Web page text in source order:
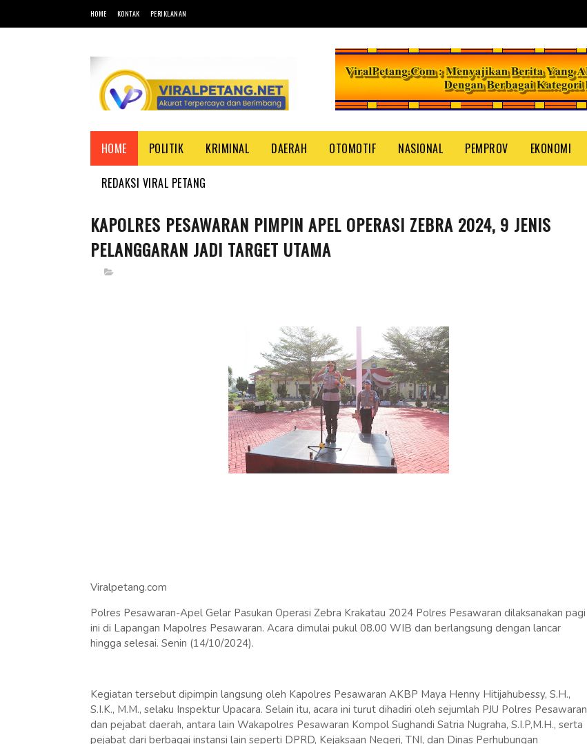
HOME KONTAK PERIKLANAN
HOME POLITIK KRIMINAL DAERAH OTOMOTIF NASIONAL PEMPROV EKONOMI
REDAKSI VIRAL PETANG
KAPOLRES PESAWARAN PIMPIN APEL OPERASI ZEBRA 2024, 9 JENIS
PELANGGARAN JADI TARGET UTAMA
Viralpetang.com
Polres Pesawaran-Apel Gelar Pasukan Operasi Zebra Krakatau 2024 Polres Pesawaran dilaksanakan pagi
ini di Lapangan Mapolres Pesawaran. Acara dimulai pukul 08.00 WIB dan berlangsung dengan lancar
hingga selesai. Senin (14/10/2024).
Kegiatan tersebut dipimpin langsung oleh Kapolres Pesawaran AKBP Maya Henny Hitijahubessy, S.H.,
S.I.K., M.M., selaku Inspektur Upacara. Selain itu, acara ini turut dihadiri oleh sejumlah PJU Polres Pesawaran
dan pejabat daerah, antara lain Wakapolres Pesawaran Kompol Sughandi Satria Nugraha, S.I.P,M.H., serta
pejabat dari berbagai instansi lain seperti DPRD, Kejaksaan Negeri, TNI, dan Dinas Perhubungan